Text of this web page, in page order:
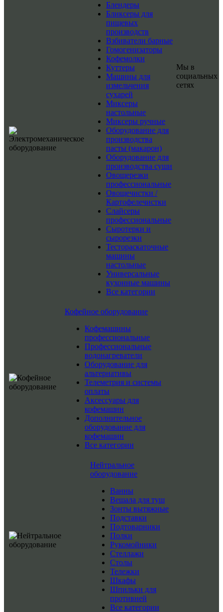
Блендеры
Бликсеры для
пищевых
производств
Взбиватели барные
Гомогенизаторы
Кофемолки
Куттеры
Машины для
измельчения
сухарей
Миксеры
настольные
Миксеры ручные
Оборудование для
производства
пасты (макарон)
Оборудование для
производства суши
Овощерезки
профессиональные
Овощечистки /
Картофелечистки
Слайсеры
профессиональные
Сыротерки и
сырорезки
Тестораскаточные
машины
настольные
Универсальные
кухонные машины
Все категории
Кофейное оборудование
Кофемашины
профессиональные
Профессиональные
водонагреватели
Оборудование для
альтернативы
Телеметрия и системы
оплаты
Аксессуары для
кофемашин
Дополнительное
оборудование для
кофемашин
Все категории
Нейтральное
оборудование
Ванны
Вешала для туш
Зонты вытяжные
Подставки
Подтоварники
Полки
Рукомойники
Стеллажи
Столы
Тележки
Шкафы
Шпильки для
противней
Все категории
Мы в
социальных
сетях